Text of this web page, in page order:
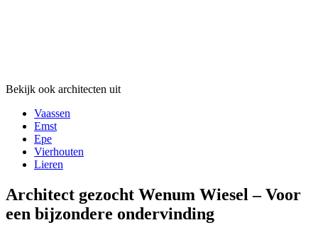
Bekijk ook architecten uit
Vaassen
Emst
Epe
Vierhouten
Lieren
Architect gezocht Wenum Wiesel – Voor
een bijzondere ondervinding